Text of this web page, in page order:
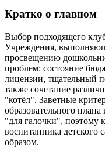
Кратко о главном
Выбор подходящего
Учреждения,
просвещению
проблем: состояние
лицензии, тщательный
также сочетание
"котёл". Заветные
образовательного
"для галочки", поэтому
воспитанника детского
образом.